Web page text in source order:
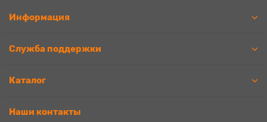
Информация
Служба поддержки
Каталог
Наши контакты